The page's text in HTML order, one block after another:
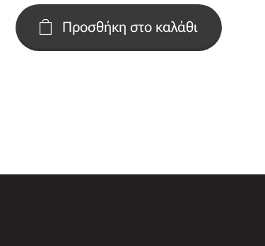
Προσθήκη στο καλάθι